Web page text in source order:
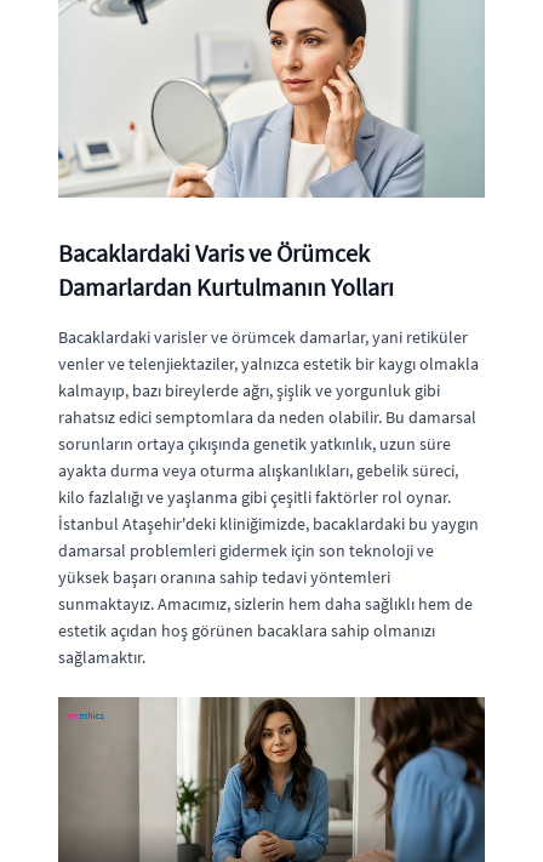
Bacaklardaki Varis ve Örümcek
Damarlardan Kurtulmanın Yolları
Bacaklardaki varisler ve örümcek damarlar, yani retiküler
venler ve telenjiektaziler, yalnızca estetik bir kaygı olmakla
kalmayıp, bazı bireylerde ağrı, şişlik ve yorgunluk gibi
rahatsız edici semptomlara da neden olabilir. Bu damarsal
sorunların ortaya çıkışında genetik yatkınlık, uzun süre
ayakta durma veya oturma alışkanlıkları, gebelik süreci,
kilo fazlalığı ve yaşlanma gibi çeşitli faktörler rol oynar.
İstanbul Ataşehir'deki kliniğimizde, bacaklardaki bu yaygın
damarsal problemleri gidermek için son teknoloji ve
yüksek başarı oranına sahip tedavi yöntemleri
sunmaktayız. Amacımız, sizlerin hem daha sağlıklı hem de
estetik açıdan hoş görünen bacaklara sahip olmanızı
sağlamaktır.